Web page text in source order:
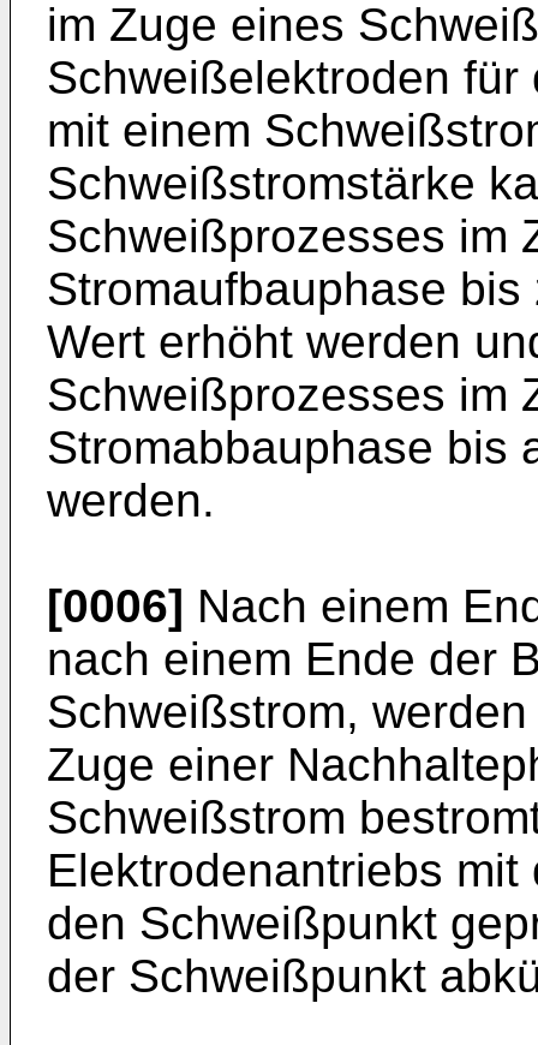
im Zuge eines
Schweißelektroden
mit einem
Schweißstromstärke
Schweißprozesses im
Stromaufbauphase
Wert erhöht werden
Schweißprozesses im
Stromabbauphase bis
werden.
[0006] Nach einem
nach einem Ende der
Schweißstrom,
Zuge einer
Schweißstrom
Elektrodenantriebs
den Schweißpunkt
der Schweißpunkt